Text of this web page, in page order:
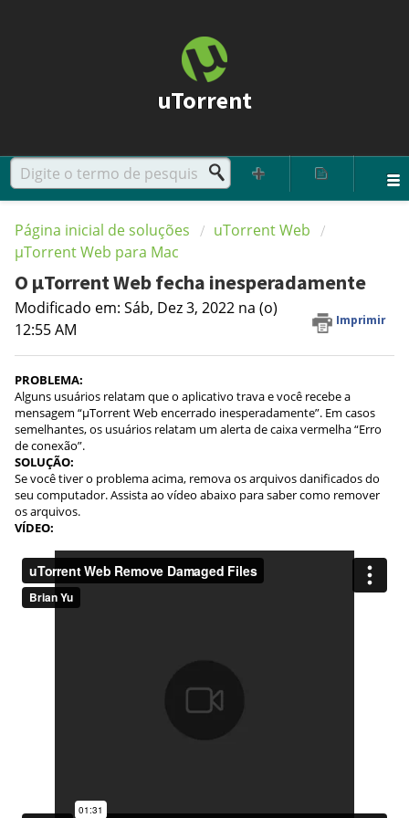
uTorrent
Página inicial de soluções
uTorrent Web
µTorrent Web para Mac
O µTorrent Web fecha inesperadamente
Imprimir
Modificado em: Sáb, Dez 3, 2022 na (o)
12:55 AM
PROBLEMA:
Alguns usuários relatam que o aplicativo trava e você recebe a
mensagem “µTorrent Web encerrado inesperadamente”. Em casos
semelhantes, os usuários relatam um alerta de caixa vermelha “Erro
de conexão”.
SOLUÇÃO:
Se você tiver o problema acima, remova os arquivos danificados do
seu computador. Assista ao vídeo abaixo para saber como remover
os arquivos.
VÍDEO: